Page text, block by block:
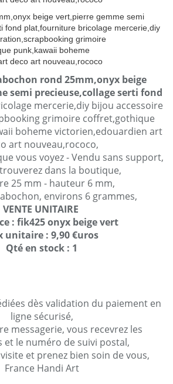
rond 25mm,onyx beige
semi precieuse,collage serti fond
mercerie,diy bijou accessoire
grimoire coffret,gothique
boheme victorien,edouardien art
art nouveau,rococo,
vous voyez - Vendu sans support,
dans la boutique,
25 mm - hauteur 6 mm,
environs 6 grammes,
VENTE UNITAIRE
: fik425 onyx beige vert
unitaire : 9,90 €uros
Qté en stock : 1
dès validation du paiement en
ligne sécurisé,
messagerie, vous recevrez les
et le numéro de suivi postal,
et prenez bien soin de vous,
France Handi Art